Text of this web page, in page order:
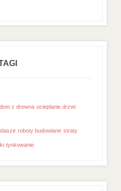
dom z drewna ocieplanie drzwi
roboty budowlane straty
tynkowanie